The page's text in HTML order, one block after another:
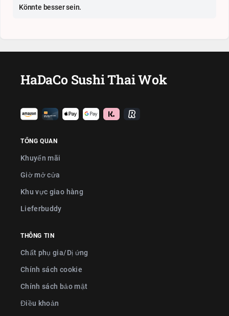
Könnte besser sein.
HaDaCo Sushi Thai Wok
TỔNG QUAN
Khuyến mãi
Giờ mở cửa
Khu vực giao hàng
Lieferbuddy
THÔNG TIN
Chất phụ gia/Dị ứng
Chính sách cookie
Chính sách bảo mật
Điều khoản